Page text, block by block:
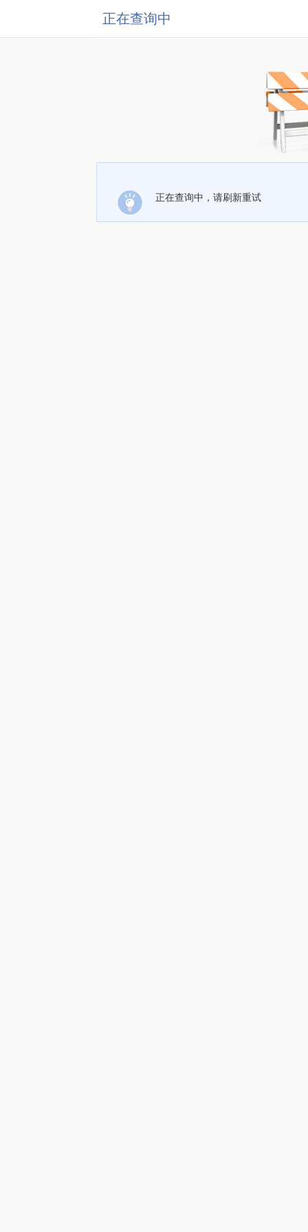
正在查询中
正在查询中，请刷新重试